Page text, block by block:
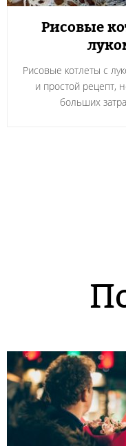
Рисовые
Рисовые котлеты с
и простой рецепт,
больших